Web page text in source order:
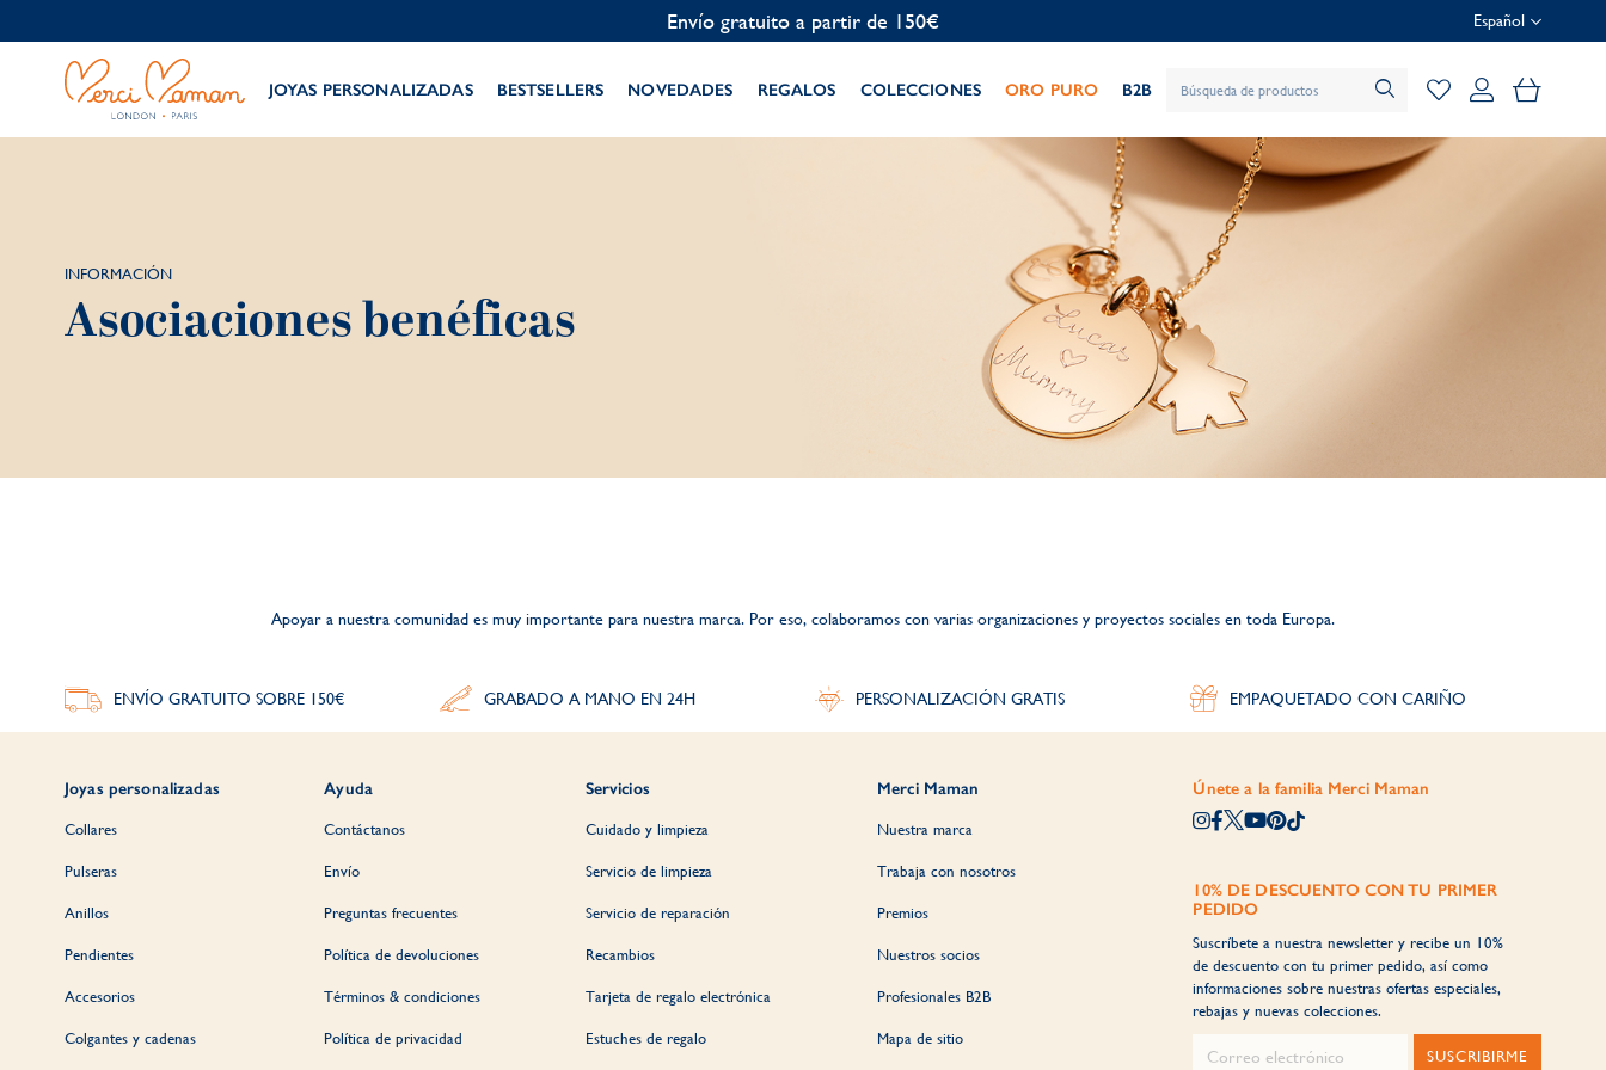
Envío gratuito a partir de 150€ Español
JOYAS PERSONALIZADAS BESTSELLERS NOVEDADES REGALOS COLECCIONES ORO PURO B2B Mi cesta
INFORMACIÓN​
Asociaciones benéficas​
Apoyar a nuestra comunidad es muy importante para nuestra marca. Por eso, colaboramos con varias organizaciones y proyectos sociales en toda Europa.
ENVÍO GRATUITO SOBRE 150€ GRABADO A MANO EN 24H PERSONALIZACIÓN GRATIS EMPAQUETADO CON CARIÑO
Joyas personalizadas
Collares
Pulseras
Anillos
Pendientes
Accesorios
Colgantes y cadenas
Ayuda
Contáctanos
Envío
Preguntas frecuentes
Política de devoluciones
Términos & condiciones
Política de privacidad
Servicios
Cuidado y limpieza
Servicio de limpieza
Servicio de reparación
Recambios
Tarjeta de regalo electrónica
Estuches de regalo
Merci Maman
Nuestra marca
Trabaja con nosotros
Premios
Nuestros socios
Profesionales B2B
Mapa de sitio
Únete a la familia Merci Maman
10% DE DESCUENTO CON TU PRIMER
PEDIDO
Suscríbete a nuestra newsletter y recibe un 10%
de descuento con tu primer pedido, así como
informaciones sobre nuestras ofertas especiales,
rebajas y nuevas colecciones.
SUSCRIBIRME